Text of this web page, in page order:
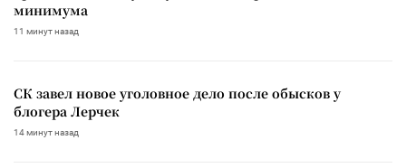
минимума
11 минут назад
СК завел новое уголовное дело после обысков у
блогера Лерчек
14 минут назад